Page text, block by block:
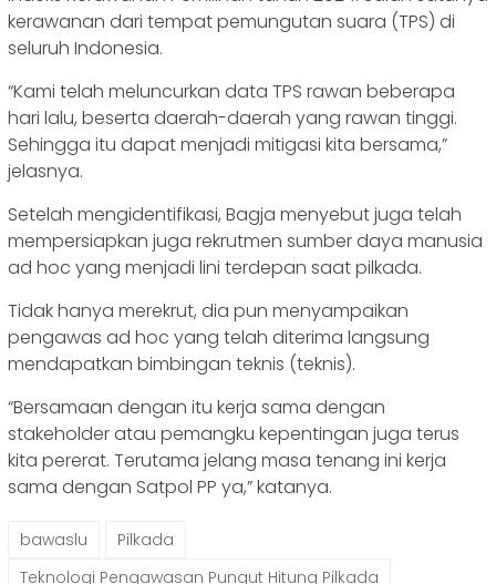
kerawanan dari tempat pemungutan suara (TPS) di
seluruh Indonesia.
“Kami telah meluncurkan data TPS rawan beberapa
hari lalu, beserta daerah-daerah yang rawan tinggi.
Sehingga itu dapat menjadi mitigasi kita bersama,”
jelasnya.
Setelah mengidentifikasi, Bagja menyebut juga telah
mempersiapkan juga rekrutmen sumber daya manusia
ad hoc yang menjadi lini terdepan saat pilkada.
Tidak hanya merekrut, dia pun menyampaikan
pengawas ad hoc yang telah diterima langsung
mendapatkan bimbingan teknis (teknis).
“Bersamaan dengan itu kerja sama dengan
stakeholder atau pemangku kepentingan juga terus
kita pererat. Terutama jelang masa tenang ini kerja
sama dengan Satpol PP ya,” katanya.
bawaslu
Pilkada
Teknologi Pengawasan Pungut Hitung Pilkada